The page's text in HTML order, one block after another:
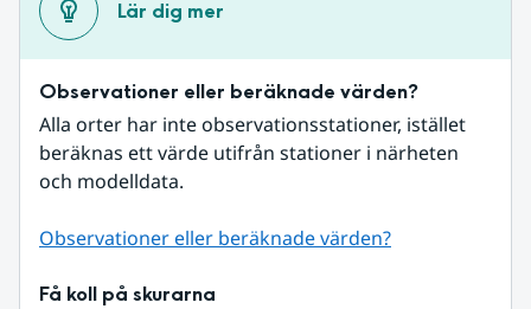
Lär dig mer
Observationer eller beräknade värden?
Alla orter har inte observationsstationer, istället
beräknas ett värde utifrån stationer i närheten
och modelldata.
Observationer eller beräknade värden?
Få koll på skurarna